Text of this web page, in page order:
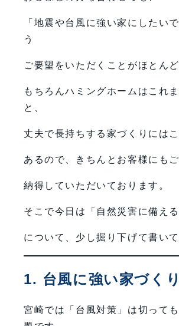
「地震や台風に強い家にしたい
う
ご要望をいただくことがほとんど
もちろんハミングホームはこれ
と、
丈夫で長持ちする家づくりには
あるので、きちんとお客様にも
納得していただいております。
そこで今日は「自然災害に備える
について、少し掘り下げて書いて
1. 台風に強い家づくり
宮崎では「台風対策」は切って